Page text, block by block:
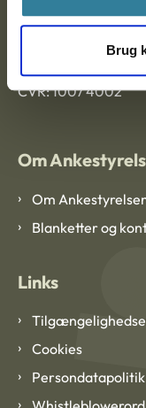
Brug
EAN: 57 98 000 35
CVR: 1007 4002
Om
Om
Blanketter og
Links
Cookies
Persondatapolitik